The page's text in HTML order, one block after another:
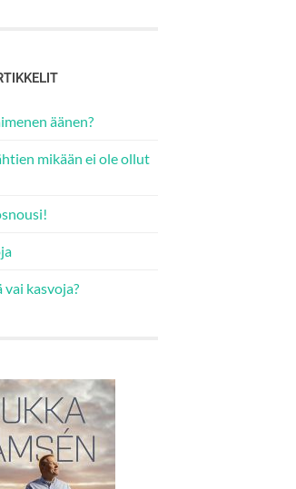
äänen?
mikään ei ole ollut
vai kasvoja?